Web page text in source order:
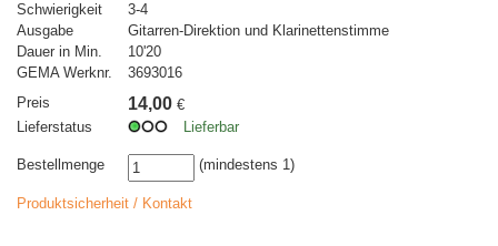
Schwierigkeit
3-4
Ausgabe
Gitarren-Direktion und Klarinettenstimme
Dauer in Min.
10'20
GEMA Werknr.
3693016
Preis
14,00 €
Lieferstatus
Lieferbar
Bestellmenge (mindestens 1)
Produktsicherheit / Kontakt